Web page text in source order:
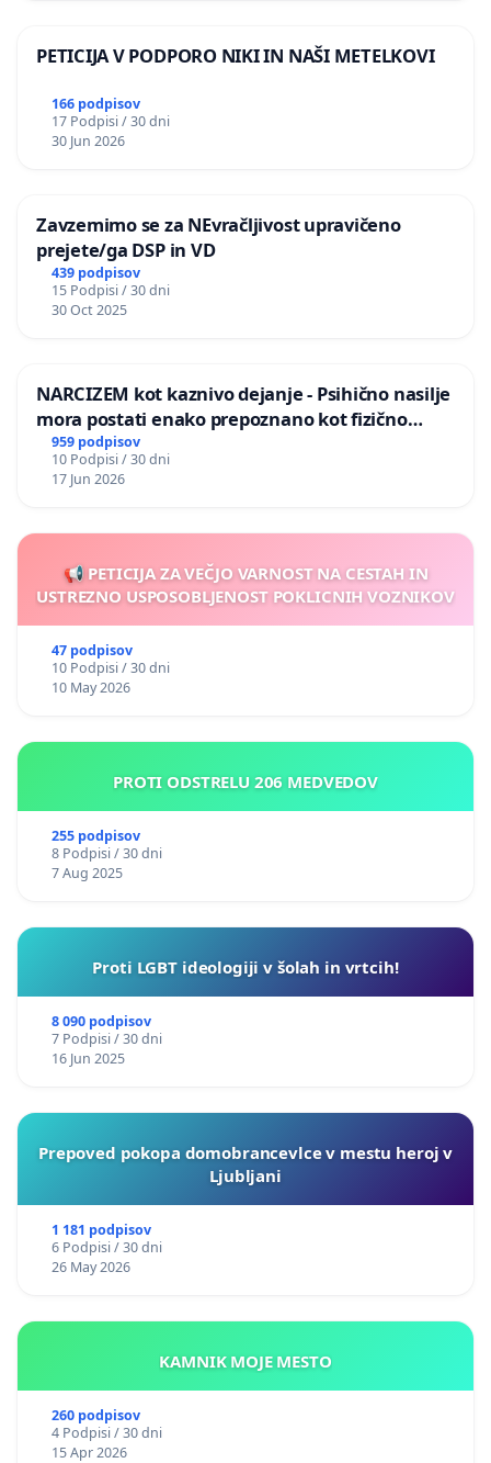
PETICIJA V PODPORO NIKI IN NAŠI METELKOVI
166 podpisov
17 Podpisi / 30 dni
30 Jun 2026
Zavzemimo se za NEvračljivost upravičeno
prejete/ga DSP in VD
439 podpisov
15 Podpisi / 30 dni
30 Oct 2025
NARCIZEM kot kaznivo dejanje - Psihično nasilje
mora postati enako prepoznano kot fizično
nasilje
959 podpisov
10 Podpisi / 30 dni
17 Jun 2026
📢 PETICIJA ZA VEČJO VARNOST NA CESTAH IN
USTREZNO USPOSOBLJENOST POKLICNIH VOZNIKOV
47 podpisov
10 Podpisi / 30 dni
10 May 2026
PROTI ODSTRELU 206 MEDVEDOV
255 podpisov
8 Podpisi / 30 dni
7 Aug 2025
Proti LGBT ideologiji v šolah in vrtcih!
8 090 podpisov
7 Podpisi / 30 dni
16 Jun 2025
Prepoved pokopa domobrancevlce v mestu heroj v
Ljubljani
1 181 podpisov
6 Podpisi / 30 dni
26 May 2026
KAMNIK MOJE MESTO
260 podpisov
4 Podpisi / 30 dni
15 Apr 2026